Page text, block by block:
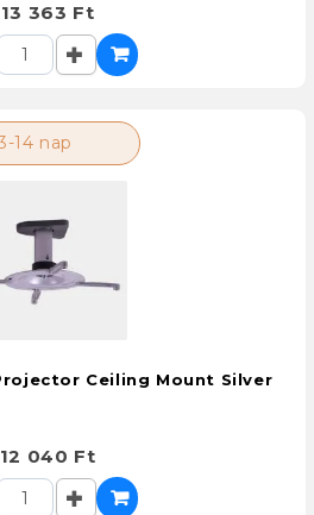
13 363 Ft
14 nap
Ceiling Mount Silver
12 040 Ft